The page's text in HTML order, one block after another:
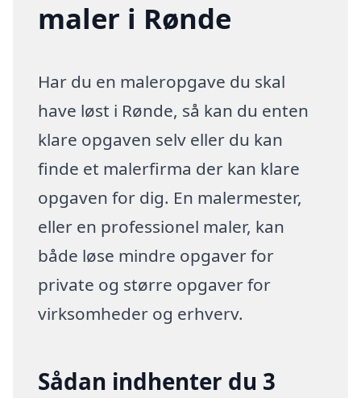
maler i Rønde
Har du en maleropgave du skal
have løst i Rønde, så kan du enten
klare opgaven selv eller du kan
finde et malerfirma der kan klare
opgaven for dig. En malermester,
eller en professionel maler, kan
både løse mindre opgaver for
private og større opgaver for
virksomheder og erhverv.
Sådan indhenter du 3